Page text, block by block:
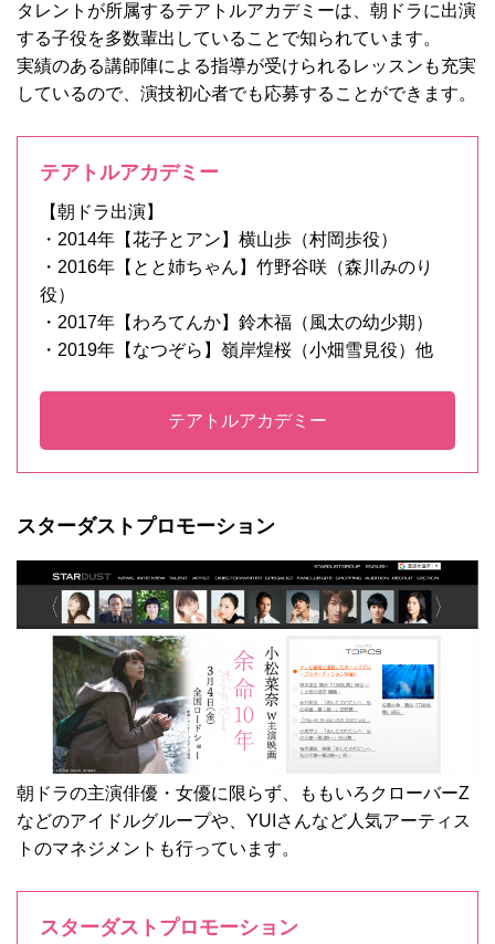
タレントが所属するテアトルアカデミーは、朝ドラに出演
する子役を多数輩出していることで知られています。
実績のある講師陣による指導が受けられるレッスンも充実
しているので、演技初心者でも応募することができます。
テアトルアカデミー
【朝ドラ出演】
・2014年【花子とアン】横山歩（村岡歩役）
・2016年【とと姉ちゃん】竹野谷咲（森川みのり
役）
・2017年【わろてんか】鈴木福（風太の幼少期）
・2019年【なつぞら】嶺岸煌桜（小畑雪見役）他
テアトルアカデミー
スターダストプロモーション
朝ドラの主演俳優・女優に限らず、ももいろクローバーZ
などのアイドルグループや、YUIさんなど人気アーティス
トのマネジメントも行っています。
スターダストプロモーション